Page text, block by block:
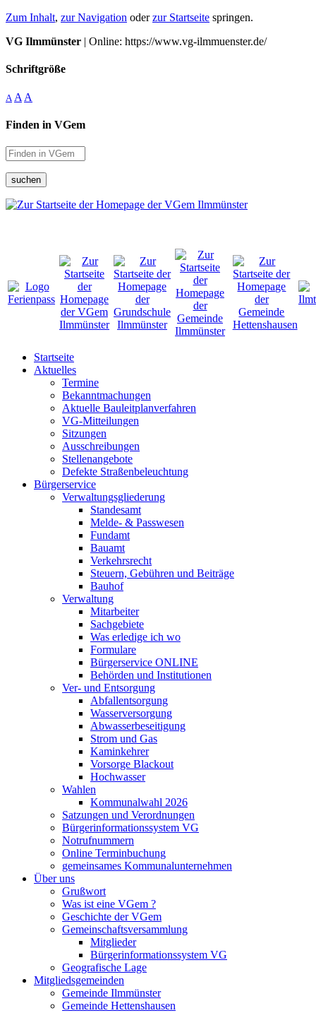
Zum Inhalt, zur Navigation oderzur Startseite springen.
VG Ilmmünster | Online: https://www.vg-ilmmuenster.de/
Schriftgröße
A A A
Finden in VGem
suchen
Startseite
Aktuelles
Termine
Bekanntmachungen
Aktuelle Bauleitplanverfahren
VG-Mitteilungen
Sitzungen
Ausschreibungen
Stellenangebote
Defekte Straßenbeleuchtung
Bürgerservice
Verwaltungsgliederung
Standesamt
Melde- & Passwesen
Fundamt
Bauamt
Verkehrsrecht
Steuern, Gebühren und Beiträge
Bauhof
Verwaltung
Mitarbeiter
Sachgebiete
Was erledige ich wo
Formulare
Bürgerservice ONLINE
Behörden und Institutionen
Ver- und Entsorgung
Abfallentsorgung
Wasserversorgung
Abwasserbeseitigung
Strom und Gas
Kaminkehrer
Vorsorge Blackout
Hochwasser
Wahlen
Kommunalwahl 2026
Satzungen und Verordnungen
Bürgerinformationssystem VG
Notrufnummern
Online Terminbuchung
gemeinsames Kommunalunternehmen
Über uns
Grußwort
Was ist eine VGem ?
Geschichte der VGem
Gemeinschaftsversammlung
Mitglieder
Bürgerinformationssystem VG
Geografische Lage
Mitgliedsgemeinden
Gemeinde Ilmmünster
Gemeinde Hettenshausen